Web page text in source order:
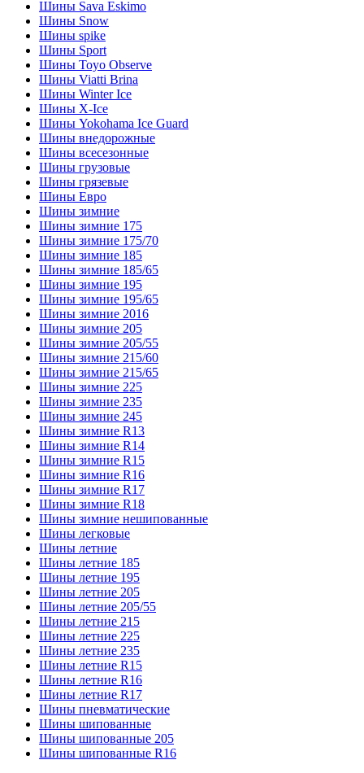
Шины Sava Eskimo
Шины Snow
Шины spike
Шины Sport
Шины Toyo Observe
Шины Viatti Brina
Шины Winter Ice
Шины X-Ice
Шины Yokohama Ice Guard
Шины внедорожные
Шины всесезонные
Шины грузовые
Шины грязевые
Шины Евро
Шины зимние
Шины зимние 175
Шины зимние 175/70
Шины зимние 185
Шины зимние 185/65
Шины зимние 195
Шины зимние 195/65
Шины зимние 2016
Шины зимние 205
Шины зимние 205/55
Шины зимние 215/60
Шины зимние 215/65
Шины зимние 225
Шины зимние 235
Шины зимние 245
Шины зимние R13
Шины зимние R14
Шины зимние R15
Шины зимние R16
Шины зимние R17
Шины зимние R18
Шины зимние нешипованные
Шины легковые
Шины летние
Шины летние 185
Шины летние 195
Шины летние 205
Шины летние 205/55
Шины летние 215
Шины летние 225
Шины летние 235
Шины летние R15
Шины летние R16
Шины летние R17
Шины пневматические
Шины шипованные
Шины шипованные 205
Шины шипованные R16